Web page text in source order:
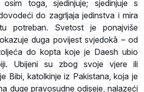
osim toga, sjedinjuje; sjedinjuje s
do zagrljaja jedinstva i mira
potreban. Svetost je ponajviše
duga povijest svjedokā – od
do kopta koje je Daesh ubio
Ubijeni su zbog svoje vjere ili
Bibi, katolkinje iz Pakistana, koja je
duge pravosudne odiseje, nalazeći